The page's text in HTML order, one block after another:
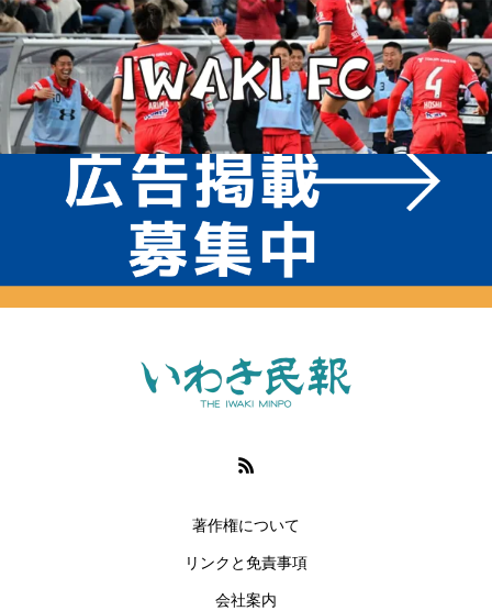
著作権について
リンクと免責事項
会社案内